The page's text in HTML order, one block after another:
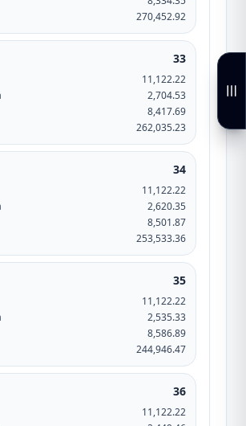
270,452.92
33
11,122.22
2,704.53
8,417.69
262,035.23
34
11,122.22
2,620.35
8,501.87
253,533.36
35
11,122.22
2,535.33
8,586.89
244,946.47
36
11,122.22